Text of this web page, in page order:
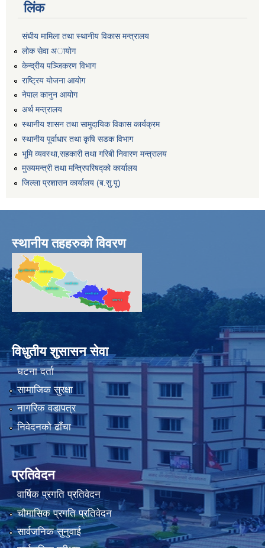
लिंक
संघीय मामिला तथा स्थानीय विकास मन्त्रालय
लोक सेवा अायाेग
केन्द्रीय पञ्जिकरण विभाग
राष्ट्रिय योजना आयोग
नेपाल कानुन आयोग
अर्थ मन्त्रालय
स्थानीय शासन तथा सामुदायिक विकास कार्यक्रम
स्थानीय पूर्वाधार तथा कृषि सडक विभाग
भूमि व्यवस्था,सहकारी तथा गरिबी निवारण मन्त्रालय
मुख्यमन्त्री तथा मन्त्रिपरिषद्को कार्यालय
जिल्ला प्रशासन कार्यालय (ब.सु.पू)
स्थानीय तहहरुको विवरण
विधुतीय शुसासन सेवा
घटना दर्ता
सामाजिक सुरक्षा
नागरिक वडापत्र
निवेदनको ढाँचा
प्रतिवेदन
वार्षिक प्रगति प्रतिवेदन
चौमासिक प्रगति प्रतिवेदन
सार्वजनिक सुनुवाई